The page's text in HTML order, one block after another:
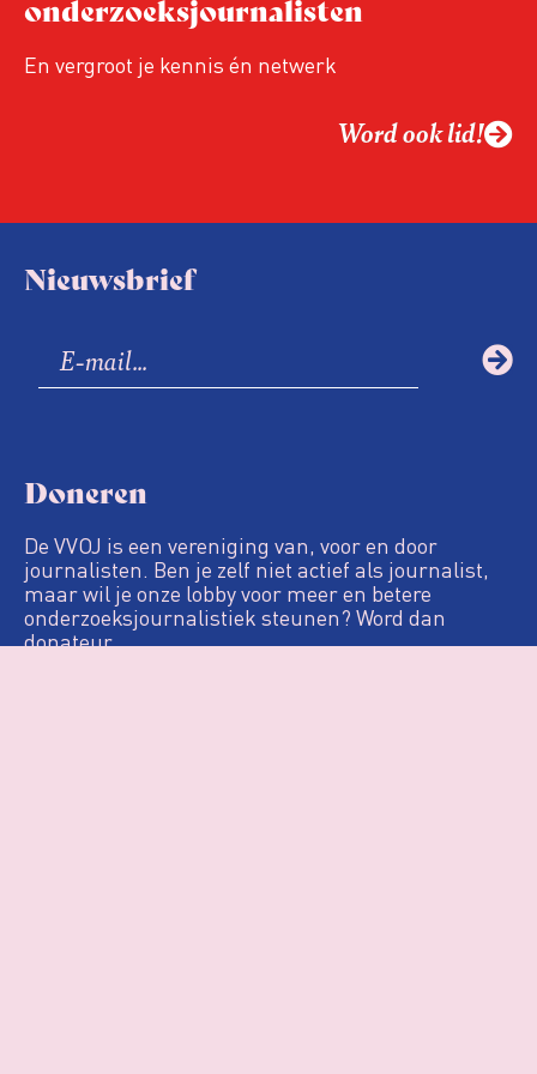
Hoe moet de journalistiek omgaan met
een steeds onverschilligere macht?
onderzoeksjournalisten
En vergroot je kennis én netwerk
Word ook lid!
Nieuwsbrief
Doneren
De VVOJ is een vereniging van, voor en door
journalisten. Ben je zelf niet actief als journalist,
maar wil je onze lobby voor meer en betere
onderzoeksjournalistiek steunen? Word dan
donateur.